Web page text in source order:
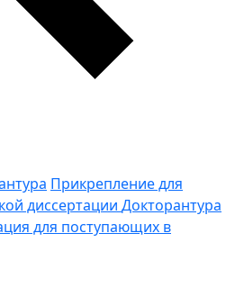
Прикрепление для
диссертации Докторантура
для поступающих в